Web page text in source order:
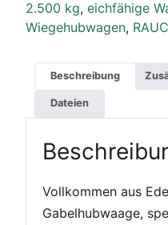
2.500 kg, eichfähige
Wiegehubwagen,
Beschreibung
Dateien
Vollkommen aus
Gabelhubwaage,